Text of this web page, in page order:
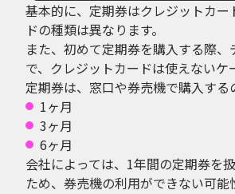
基本的に、定期券はクレジットカ
ドの種類は異なります。
また、初めて定期券を購入する際
で、クレジットカードは使えない
定期券は、窓口や券売機で購入す
1ヶ月
3ヶ月
6ヶ月
会社によっては、1年間の定期券を
ため、券売機の利用ができない可能